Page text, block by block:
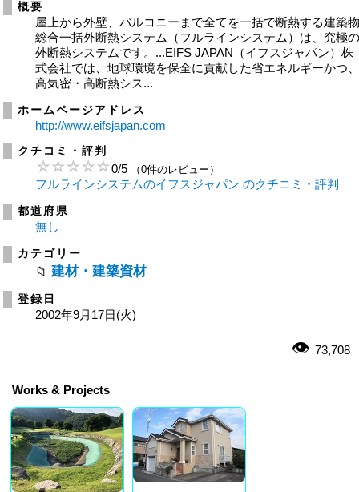
概要
屋上から外壁、バルコニーまで全てを一括で断熱する建築
総合一括外断熱システム（フルラインシステム）は、究極
外断熱システムです。...EIFS JAPAN（イフスジャパン）株
式会社では、地球環境を保全に貢献した省エネルギーかつ
高気密・高断熱シス...
ホームページアドレス
http://www.eifsjapan.com
クチコミ・評判
0/5 （0件のレビュー）
フルラインシステムのイフスジャパン のクチコミ・評判
都道府県
無し
カテゴリー
建材・建築資材
登録日
2002年9月17日(火)
73,708
Works & Projects